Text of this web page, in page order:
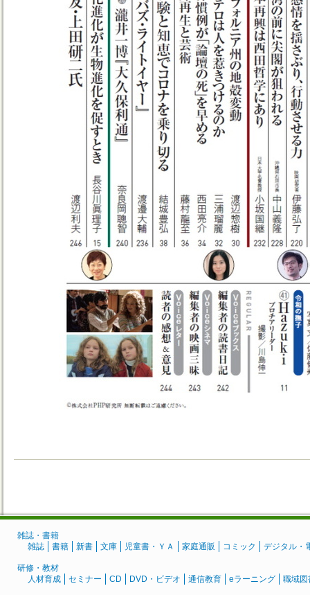
雑誌・書籍
雑誌
書籍 新書 文庫 児童書・ＹＡ 家庭通販 コミック デジタル・
研修・教材
人材育成
セミナー CD DVD・ビデオ 通信教育 eラーニング 職域図